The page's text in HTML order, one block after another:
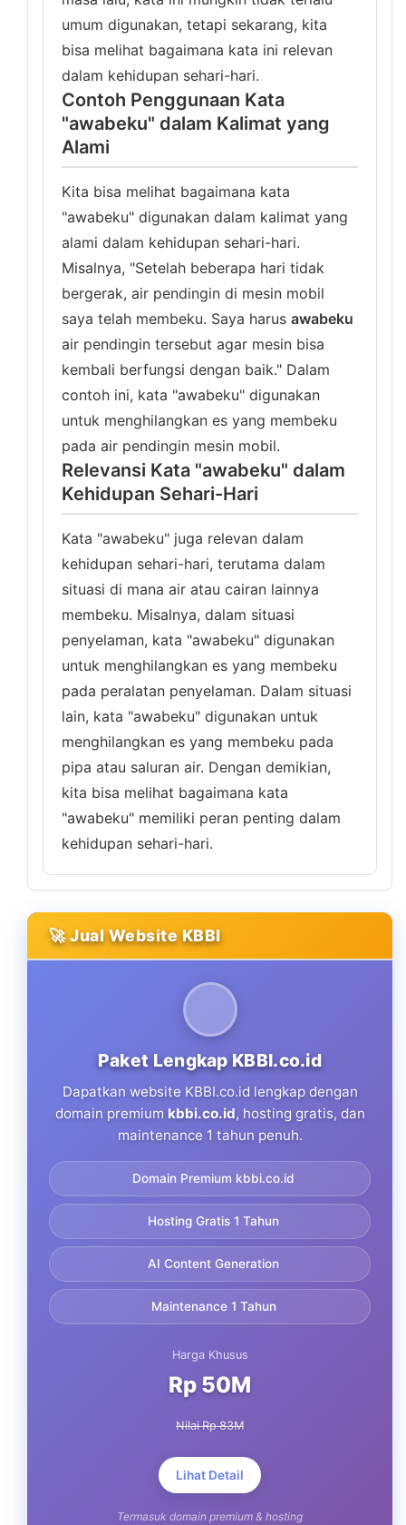
umum digunakan, tetapi sekarang, kita
bisa melihat bagaimana kata ini relevan
dalam kehidupan sehari-hari.
Contoh Penggunaan Kata
"awabeku" dalam Kalimat yang
Alami
Kita bisa melihat bagaimana kata
"awabeku" digunakan dalam kalimat yang
alami dalam kehidupan sehari-hari.
Misalnya, "Setelah beberapa hari tidak
bergerak, air pendingin di mesin mobil
saya telah membeku. Saya harus awabeku
air pendingin tersebut agar mesin bisa
kembali berfungsi dengan baik." Dalam
contoh ini, kata "awabeku" digunakan
untuk menghilangkan es yang membeku
pada air pendingin mesin mobil.
Relevansi Kata "awabeku" dalam
Kehidupan Sehari-Hari
Kata "awabeku" juga relevan dalam
kehidupan sehari-hari, terutama dalam
situasi di mana air atau cairan lainnya
membeku. Misalnya, dalam situasi
penyelaman, kata "awabeku" digunakan
untuk menghilangkan es yang membeku
pada peralatan penyelaman. Dalam situasi
lain, kata "awabeku" digunakan untuk
menghilangkan es yang membeku pada
pipa atau saluran air. Dengan demikian,
kita bisa melihat bagaimana kata
"awabeku" memiliki peran penting dalam
kehidupan sehari-hari.
🚀 Jual Website KBBI
Paket Lengkap KBBI.co.id
Dapatkan website KBBI.co.id lengkap dengan
domain premium kbbi.co.id, hosting gratis, dan
maintenance 1 tahun penuh.
Domain Premium kbbi.co.id
Hosting Gratis 1 Tahun
AI Content Generation
Maintenance 1 Tahun
Harga Khusus
Rp 50M
Nilai Rp 83M
Lihat Detail
Termasuk domain premium & hosting